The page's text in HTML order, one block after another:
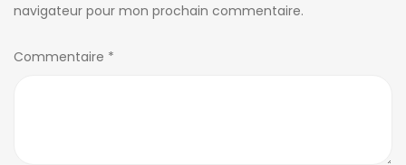
navigateur pour mon prochain commentaire.
Commentaire *